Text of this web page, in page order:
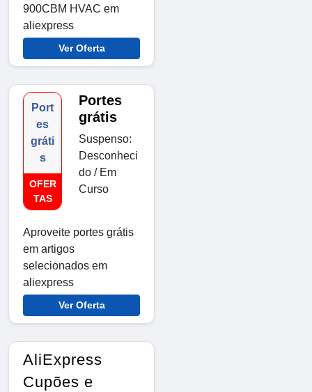
900CBM HVAC em
aliexpress
Ver Oferta
Port
es
gráti
s
OFER
TAS
Portes
grátis
Suspenso:
Desconheci
do / Em
Curso
Aproveite portes grátis
em artigos
selecionados em
aliexpress
Ver Oferta
AliExpress
Cupões e